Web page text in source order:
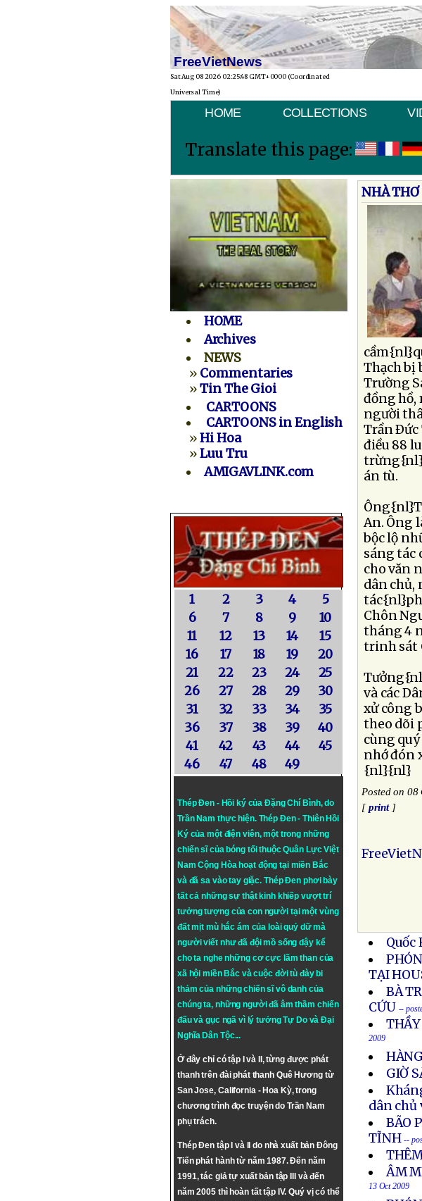
FreeVietNews
Sat Aug 08 2026 02:25:48 GMT+0000 (Coordinated
Universal Time)
HOME COLLECTIONS
Translate this page:
HOME
Archives
NEWS
» Commentaries
»Tin The Gioi
CARTOONS
CARTOONS in English
»Hi Hoa
»Luu Tru
AMIGAVLINK.com
1 2 3 4
5
6
7 8 9
10
11
12 13 14
15
16
17 18 19
20
21
22 23 24
25
26
27 28 29
30
31
32 33 34
35
36
37 38 39
40
41
42 43 44
45
46
47 48 49
Thép Đen - Hồi ký của Đặng Chí Bình, do
Trần Nam thực hiện. Thép Đen- Thiên Hồi
Ký của một điện viên, một trong những
chiến sĩ của bóng tối thuộc Quân Lực Việt
Nam Cộng Hòa hoạt động tại miền Bắc
và đã sa vào tay giặc. Thép Đen phơi bày
tất cả những sự thật kinh khiếp vượt trí
tưởng tượng của con người tại một vùng
đất mịt mù hắc ám của loài quỷ dữ mà
người viết như đã đội mồ sống dậy kể
cho ta nghe những cơ cực lầm than của
xã hội miền Bắc và cuộc đời tù đày bi
thảm của những chiến sĩ vô danh của
chúng ta, những người đã âm thầm chiến
đấu và gục ngã vì lý tưởngTự DovàĐại
Nghĩa Dân Tộc...
Ở đây chỉ có tập I và II, từng được phát
thanh trên đài phát thanh Quê Hương từ
San Jose, California - Hoa Kỳ, trong
chương trình đọc truyện do Trần Nam
phụ trách.
Thép Đen tập I và II do nhà xuất bản Đông
Tiến phát hành từ năm 1987. Đến năm
1991, tác giả tự xuất bản tập III và đến
năm 2005 thì hoàn tất tập IV. Quý vị có thể
NHÀ
Thạch bị
Trường
đồng hồ,
người
Trần Ðức
điều 88
án tù.
An. Ông
bộc lộ
sáng tác
cho văn
dân chủ,
Chôn
tháng 4
trinh sát
và các
xử công
theo dõi
cùng
nhớ đón
{nl}{nl}
Posted on 08
[print]
TẠI
BÀ
CỨU --
2009
GIỜ
dân chủ
BÃO
TĨNH --
ÂM
13 Oct 2009